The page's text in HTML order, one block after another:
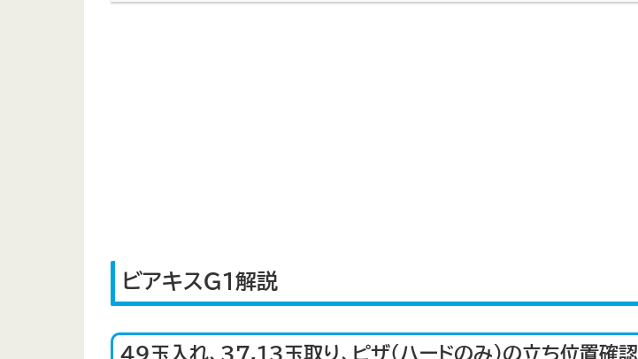
ビアキスG1解説
49玉入れ、37,13玉取り、ピザ（ハードのみ）の立ち位置確認